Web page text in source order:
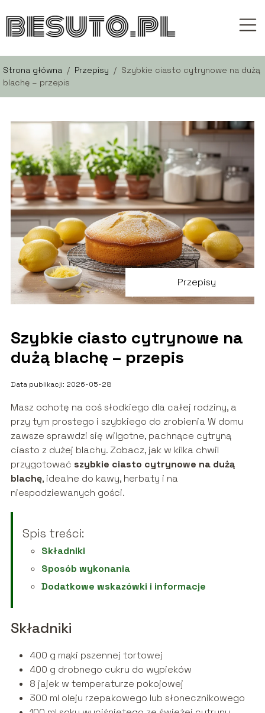
Strona główna / Przepisy / Szybkie ciasto cytrynowe na dużą
blachę – przepis
Przepisy
Szybkie ciasto cytrynowe na
dużą blachę – przepis
Data publikacji: 2026-05-28
Masz ochotę na coś słodkiego dla całej rodziny, a
przy tym prostego i szybkiego do zrobienia W domu
zawsze sprawdzi się wilgotne, pachnące cytryną
ciasto z dużej blachy. Zobacz, jak w kilka chwil
przygotować szybkie ciasto cytrynowe na dużą
blachę, idealne do kawy, herbaty i na
niespodziewanych gości.
Spis treści:
Składniki
Sposób wykonania
Dodatkowe wskazówki i informacje
Składniki
400 g mąki pszennej tortowej
400 g drobnego cukru do wypieków
8 jajek w temperaturze pokojowej
300 ml oleju rzepakowego lub słonecznikowego